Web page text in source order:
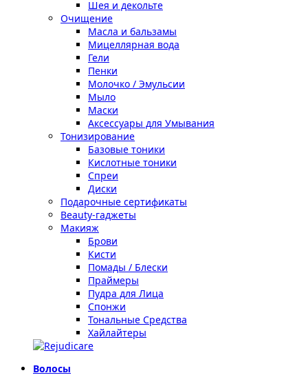
Шея и декольте
Очищение
Масла и бальзамы
Мицеллярная вода
Гели
Пенки
Молочко / Эмульсии
Мыло
Маски
Аксессуары для Умывания
Тонизирование
Базовые тоники
Кислотные тоники
Спреи
Диски
Подарочные сертификаты
Beauty-гаджеты
Макияж
Брови
Кисти
Помады / Блески
Праймеры
Пудра для Лица
Спонжи
Тональные Средства
Хайлайтеры
Волосы